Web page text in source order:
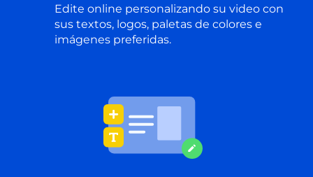
Edite online personalizando su video con
sus textos, logos, paletas de colores e
imágenes preferidas.